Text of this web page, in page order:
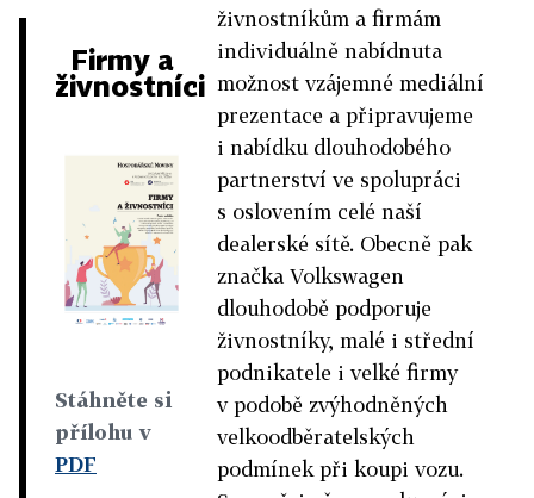
Firmy a
živnostníci
Stáhněte si
přílohu v
PDF
živnostníkům a firmám
individuálně nabídnuta
možnost vzájemné mediální
prezentace a připravujeme
i nabídku dlouhodobého
partnerství ve spolupráci
s oslovením celé naší
dealerské sítě. Obecně pak
značka Volkswagen
dlouhodobě podporuje
živnostníky, malé i střední
podnikatele i velké firmy
v podobě zvýhodněných
velkoodběratelských
podmínek při koupi vozu.